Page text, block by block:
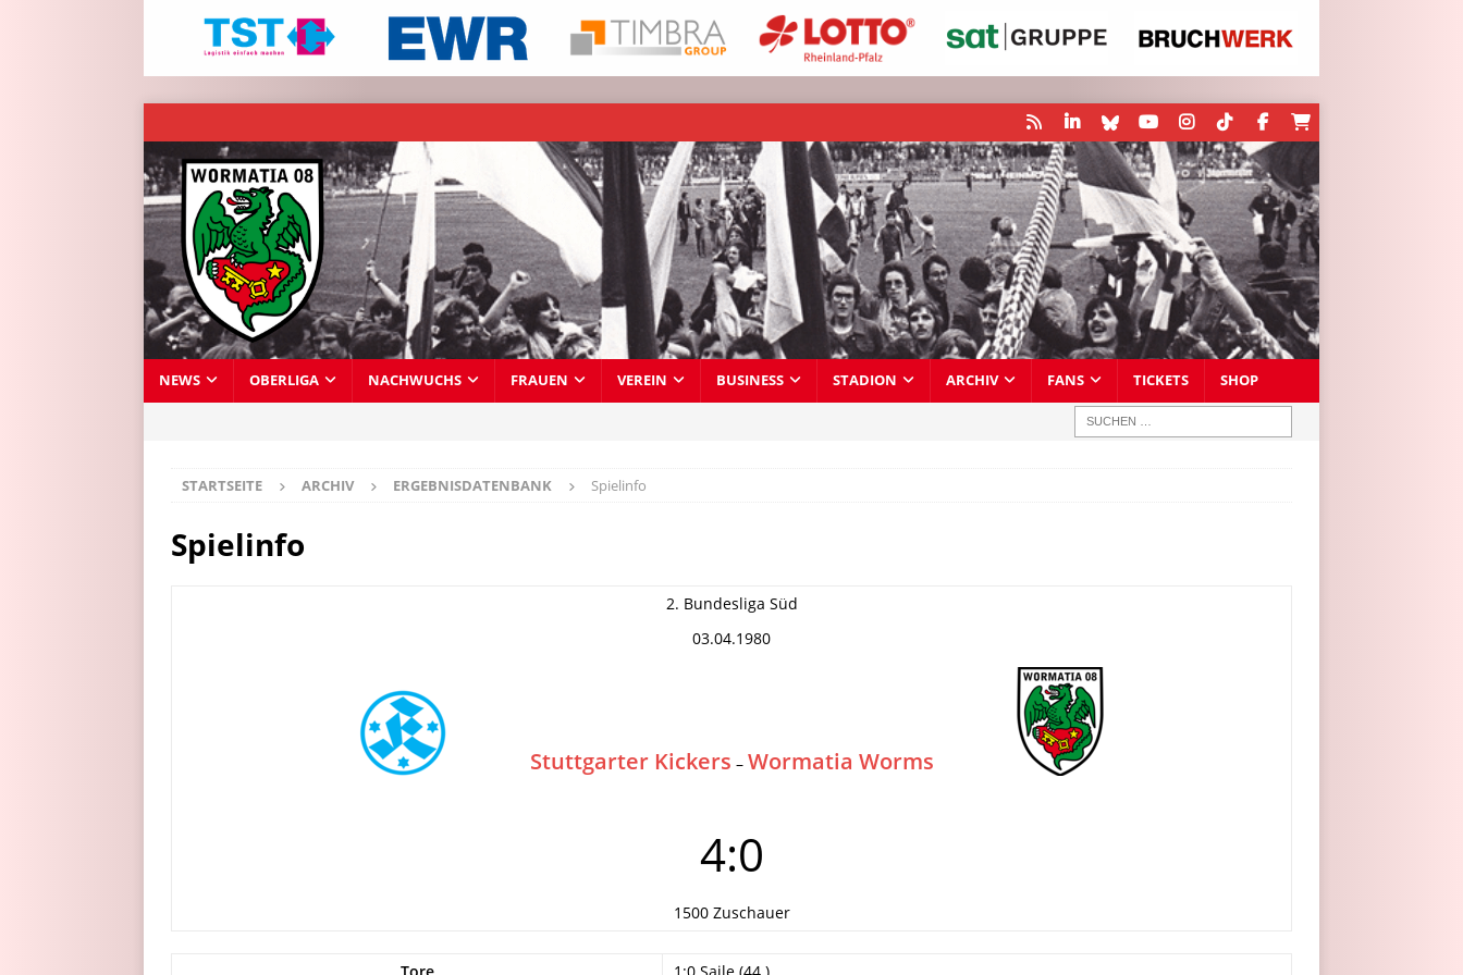
NEWS OBERLIGA NACHWUCHS FRAUEN VEREIN BUSINESS STADION ARCHIV FANS TICKETS SHOP
STARTSEITE ARCHIV ERGEBNISDATENBANK Spielinfo
Spielinfo
2. Bundesliga Süd
03.04.1980
Stuttgarter Kickers – Wormatia Worms
4:0
1500 Zuschauer